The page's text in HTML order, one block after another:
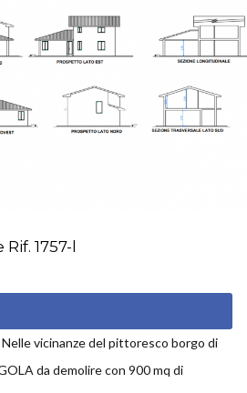
1757-l
vicinanze del pittoresco borgo di
da demolire con 900 mq di